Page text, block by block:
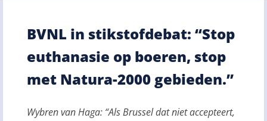
BVNL in stikstofdebat: “Stop
euthanasie op boeren, stop
met Natura-2000 gebieden.”
Wybren van Haga: “Als Brussel dat niet accepteert,